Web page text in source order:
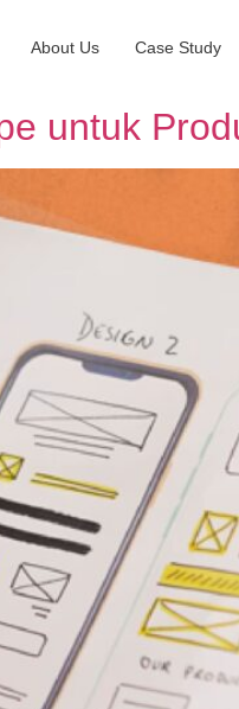
About Us Case Study
untuk